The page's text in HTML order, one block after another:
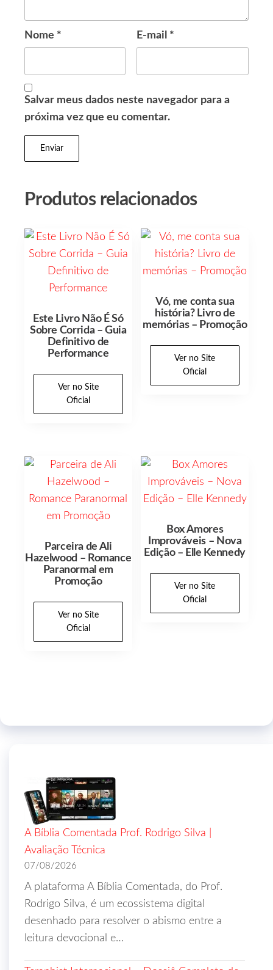
Nome * E-mail *
Salvar meus dados neste navegador para a
próxima vez que eu comentar.
Produtos relacionados
Este Livro Não É Só
Sobre Corrida – Guia
Definitivo de
Performance
Ver no Site
Oficial
Vó, me conta sua
história? Livro de
memórias – Promoção
Ver no Site
Oficial
Parceira de Ali
Hazelwood – Romance
Paranormal em
Promoção
Ver no Site
Oficial
Box Amores
Improváveis – Nova
Edição – Elle Kennedy
Ver no Site
Oficial
A Bíblia Comentada Prof. Rodrigo Silva |
Avaliação Técnica
07/08/2026
A plataforma A Bíblia Comentada, do Prof.
Rodrigo Silva, é um ecossistema digital
desenhado para resolver o abismo entre a
leitura devocional e…